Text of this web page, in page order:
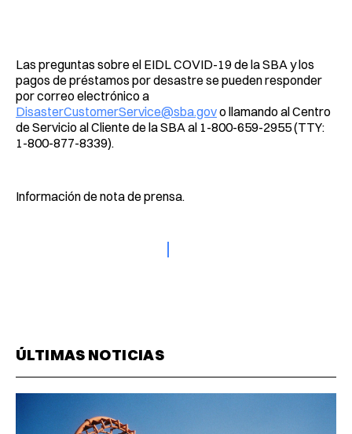
Las preguntas sobre el EIDL COVID-19 de la SBA y los
pagos de préstamos por desastre se pueden responder
por correo electrónico a
DisasterCustomerService@sba.govo llamando al Centro
de Servicio al Cliente de la SBA al 1-800-659-2955 (TTY:
1-800-877-8339).
Información de nota de prensa.
ÚLTIMAS NOTICIAS